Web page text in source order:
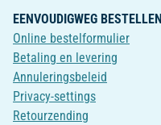
EENVOUDIGWEG BESTELLEN
Online bestelformulier
Betaling en levering
Annuleringsbeleid
Privacy-settings
Retourzending